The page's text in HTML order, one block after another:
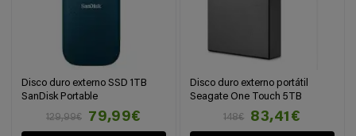
Disco duro externo SSD 1TB
SanDisk Portable
129,99€
79,99€
Disco duro externo portátil
Seagate One Touch 5TB
148€
83,41€